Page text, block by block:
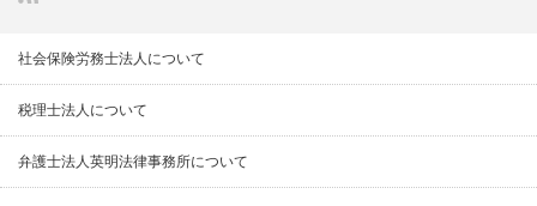
社会保険労務士法人について
税理士法人について
弁護士法人英明法律事務所について